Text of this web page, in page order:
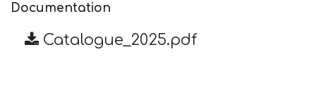
Documentation
Catalogue_2025.pdf